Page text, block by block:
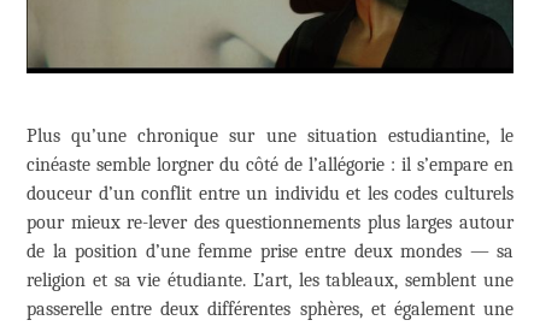
Plus qu’une chronique sur une situation estudiantine, le
cinéaste semble lorgner du côté de l’allégorie : il s’empare en
douceur d’un conflit entre un individu et les codes culturels
pour mieux re-lever des questionnements plus larges autour
de la position d’une femme prise entre deux mondes — sa
religion et sa vie étudiante. L’art, les tableaux, semblent une
passerelle entre deux différentes sphères, et également une